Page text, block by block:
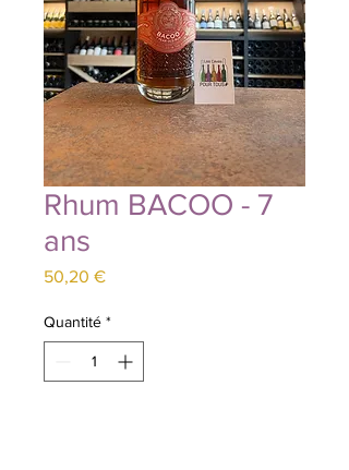
Rhum BACOO - 7
ans
50,20 €Prix
Quantité *